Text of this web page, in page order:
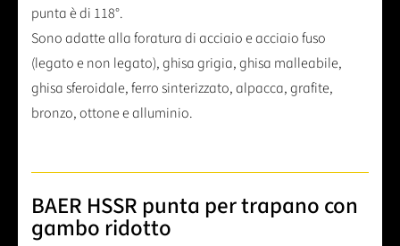
punta è di 118°.
Sono adatte alla foratura di acciaio e acciaio fuso
(legato e non legato), ghisa grigia, ghisa malleabile,
ghisa sferoidale, ferro sinterizzato, alpacca, grafite,
bronzo, ottone e alluminio.
BAER HSSR punta per trapano con
gambo ridotto